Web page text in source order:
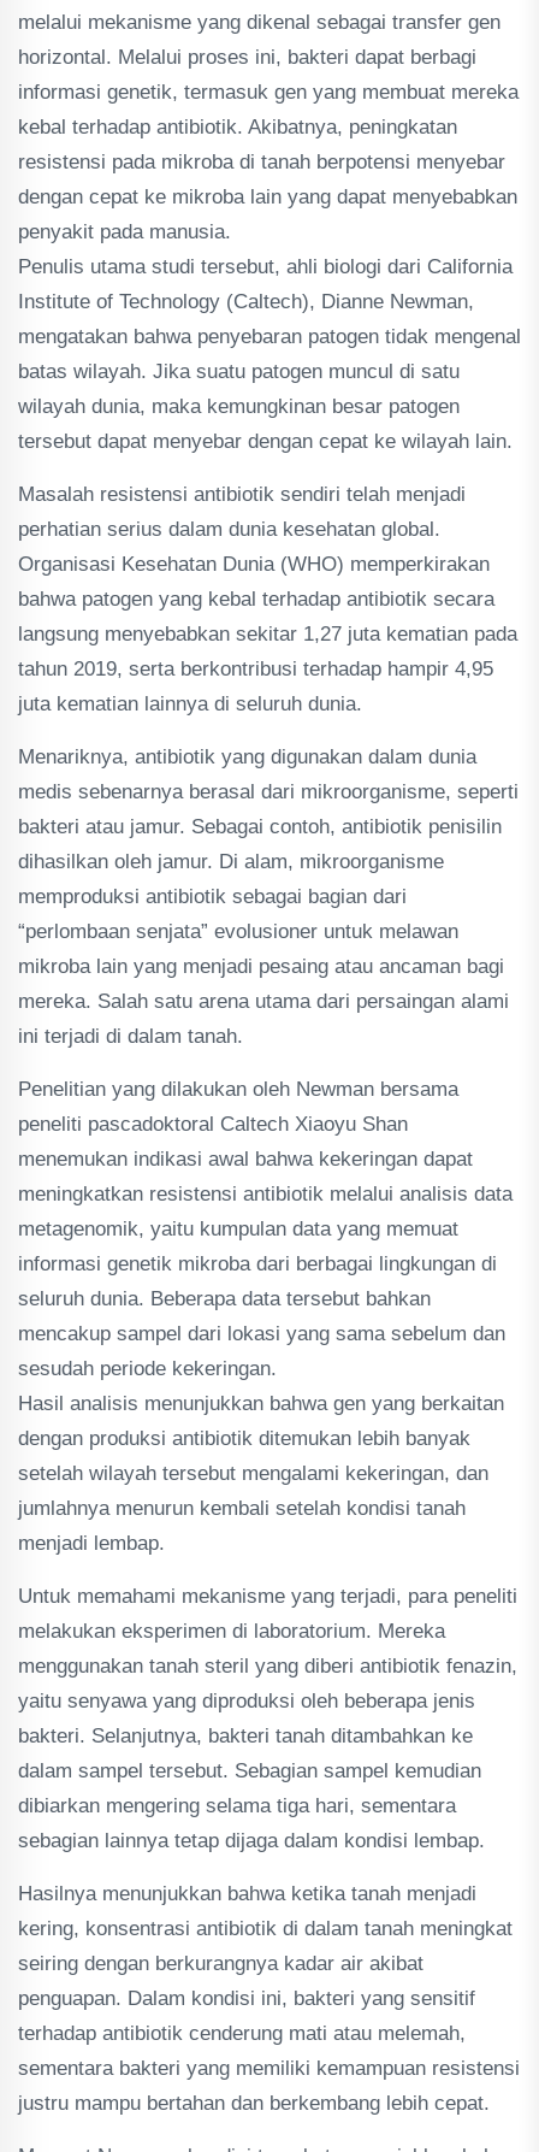
melalui mekanisme yang dikenal sebagai transfer gen
horizontal. Melalui proses ini, bakteri dapat berbagi
informasi genetik, termasuk gen yang membuat mereka
kebal terhadap antibiotik. Akibatnya, peningkatan
resistensi pada mikroba di tanah berpotensi menyebar
dengan cepat ke mikroba lain yang dapat menyebabkan
penyakit pada manusia.
Penulis utama studi tersebut, ahli biologi dari California
Institute of Technology (Caltech), Dianne Newman,
mengatakan bahwa penyebaran patogen tidak mengenal
batas wilayah. Jika suatu patogen muncul di satu
wilayah dunia, maka kemungkinan besar patogen
tersebut dapat menyebar dengan cepat ke wilayah lain.
Masalah resistensi antibiotik sendiri telah menjadi
perhatian serius dalam dunia kesehatan global.
Organisasi Kesehatan Dunia (WHO) memperkirakan
bahwa patogen yang kebal terhadap antibiotik secara
langsung menyebabkan sekitar 1,27 juta kematian pada
tahun 2019, serta berkontribusi terhadap hampir 4,95
juta kematian lainnya di seluruh dunia.
Menariknya, antibiotik yang digunakan dalam dunia
medis sebenarnya berasal dari mikroorganisme, seperti
bakteri atau jamur. Sebagai contoh, antibiotik penisilin
dihasilkan oleh jamur. Di alam, mikroorganisme
memproduksi antibiotik sebagai bagian dari
“perlombaan senjata” evolusioner untuk melawan
mikroba lain yang menjadi pesaing atau ancaman bagi
mereka. Salah satu arena utama dari persaingan alami
ini terjadi di dalam tanah.
Penelitian yang dilakukan oleh Newman bersama
peneliti pascadoktoral Caltech Xiaoyu Shan
menemukan indikasi awal bahwa kekeringan dapat
meningkatkan resistensi antibiotik melalui analisis data
metagenomik, yaitu kumpulan data yang memuat
informasi genetik mikroba dari berbagai lingkungan di
seluruh dunia. Beberapa data tersebut bahkan
mencakup sampel dari lokasi yang sama sebelum dan
sesudah periode kekeringan.
Hasil analisis menunjukkan bahwa gen yang berkaitan
dengan produksi antibiotik ditemukan lebih banyak
setelah wilayah tersebut mengalami kekeringan, dan
jumlahnya menurun kembali setelah kondisi tanah
menjadi lembap.
Untuk memahami mekanisme yang terjadi, para peneliti
melakukan eksperimen di laboratorium. Mereka
menggunakan tanah steril yang diberi antibiotik fenazin,
yaitu senyawa yang diproduksi oleh beberapa jenis
bakteri. Selanjutnya, bakteri tanah ditambahkan ke
dalam sampel tersebut. Sebagian sampel kemudian
dibiarkan mengering selama tiga hari, sementara
sebagian lainnya tetap dijaga dalam kondisi lembap.
Hasilnya menunjukkan bahwa ketika tanah menjadi
kering, konsentrasi antibiotik di dalam tanah meningkat
seiring dengan berkurangnya kadar air akibat
penguapan. Dalam kondisi ini, bakteri yang sensitif
terhadap antibiotik cenderung mati atau melemah,
sementara bakteri yang memiliki kemampuan resistensi
justru mampu bertahan dan berkembang lebih cepat.